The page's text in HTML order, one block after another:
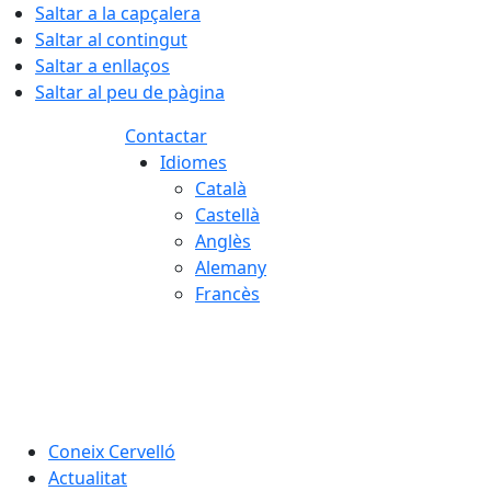
Saltar a la capçalera
Saltar al contingut
Saltar a enllaços
Saltar al peu de pàgina
Contactar
Idiomes
Català
Castellà
Anglès
Alemany
Francès
Coneix Cervelló
Actualitat